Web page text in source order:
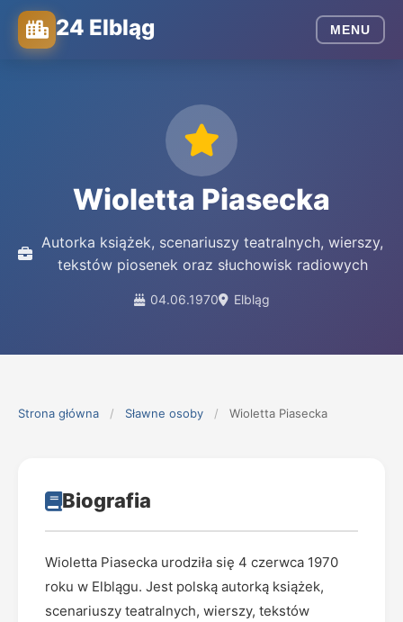
24 Elbląg MENU
Wioletta Piasecka
Autorka książek, scenariuszy teatralnych, wierszy,
tekstów piosenek oraz słuchowisk radiowych
04.06.1970 Elbląg
Strona główna / Sławne osoby / Wioletta Piasecka
Biografia
Wioletta Piasecka urodziła się 4 czerwca 1970
roku w Elblągu. Jest polską autorką książek,
scenariuszy teatralnych, wierszy, tekstów